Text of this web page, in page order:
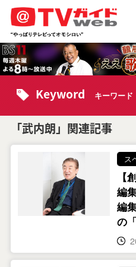
Keyword キーワード
「武内朗」関連記事
ス
【
編
編
の